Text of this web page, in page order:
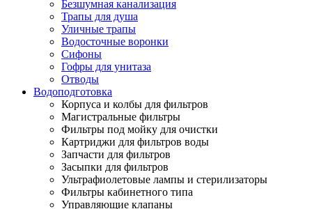
Безшумная канализация
Трапы для душа
Уличные трапы
Водосточные воронки
Сифоны
Гофры для унитаза
Отводы
Водоподготовка
Корпуса и колбы для фильтров
Магистральные фильтры
Фильтры под мойку для очистки
Картриджи для фильтров воды
Запчасти для фильтров
Засыпки для фильтров
Ультрафиолетовые лампы и стерилизаторы
Фильтры кабинетного типа
Управляющие клапаны